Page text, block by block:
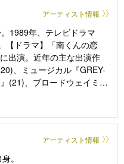
の鐘』(演出: 杉原邦夫）な
アーティスト情報
1989年、テレビドラマ
【ドラマ】「南くんの恋
出演。近年の主な出演作
、ミュージカル『GREY-
(21)、ブロードウェイミュ
など。
アーティスト情報
。